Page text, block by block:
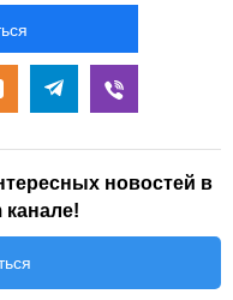
новостей в